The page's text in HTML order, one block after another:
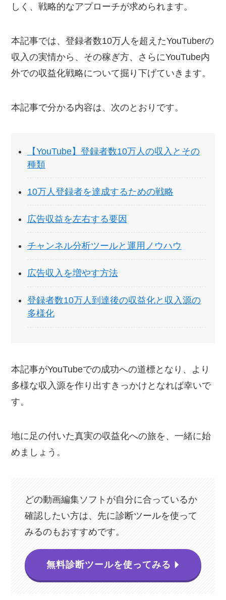
しく、戦略的なアプローチが求められます。
本記事では、登録者数10万人を超えたYouTuberの
収入の実情から、その稼ぎ方、さらにYouTube内
外での収益化戦略について掘り下げていきます。
本記事で分かる内容は、次のとおりです。
【YouTube】登録者数10万人の収入とその
種類
10万人登録者を達成するための戦略
広告収益を左右する要因
チャンネル分析ツールと運用ノウハウ
広告収入を増やす方法
登録者数10万人到達後の収益化と収入源の
多様化
本記事がYouTubeでの成功への道標となり、より
多様な収入源を作り出すきっかけとなれば幸いで
す。
地に足の付いた真実の収益化への旅を、一緒に始
めましょう。
どの動画編集ソフトが自分に合っているか
確認したい方は、先に診断ツールを使って
みるのもおすすめです。
無料診断ツールを使ってみる